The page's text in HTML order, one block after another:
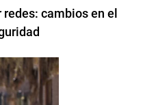
cambios en el